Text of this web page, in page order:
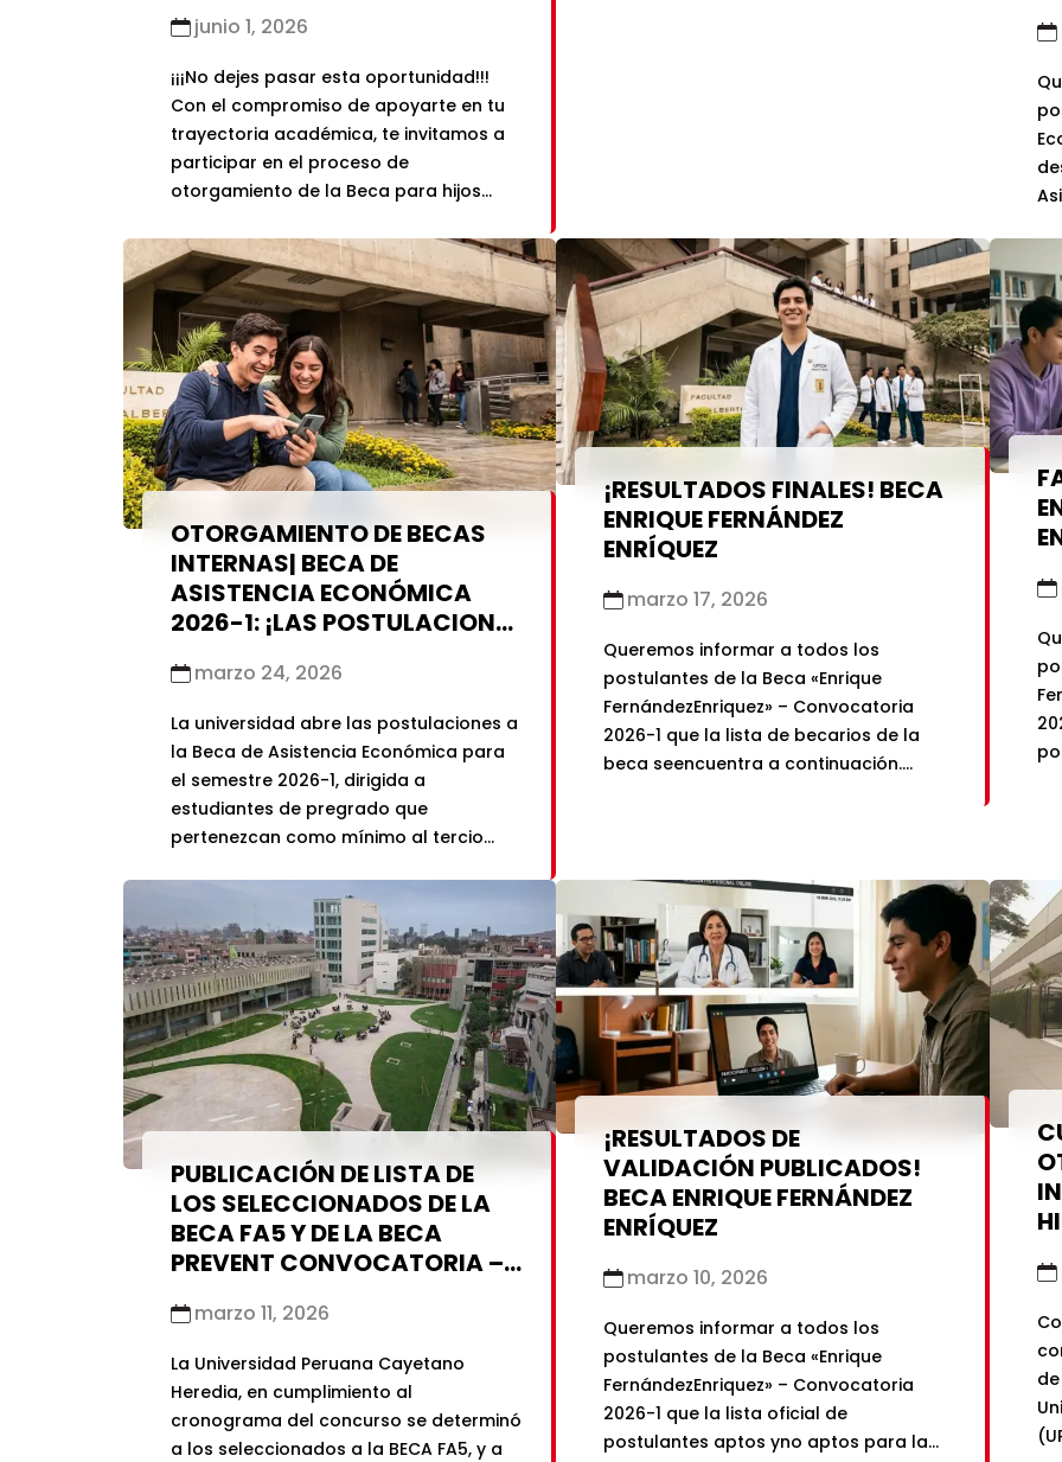
junio 1, 2026
¡¡¡No dejes pasar esta oportunidad!!!
Con el compromiso de apoyarte en tu
trayectoria académica, te invitamos a
participar en el proceso de
otorgamiento de la Beca para hijos
al semestre 2026-2. La Beca Para Hijos
de Personal UPCH es otorgada a
ingresantes o estudiantes de pregrado
de la universidad hijos del personal
docente […]
Si
OTORGAMIENTO DE BECAS
INTERNAS| BECA DE
ASISTENCIA ECONÓMICA
2026-1: ¡LAS POSTULACIONES
marzo 24, 2026
La universidad abre las postulaciones a
la Beca de Asistencia Económica para
el semestre 2026-1, dirigida a
estudiantes de pregrado que
pertenezcan como mínimo al tercio
acrediten vulnerabilidad
socioeconómica. Para esta
convocatoria se otorgarán un total de
15 becas concursables. La selección
priorizará a quienes demuestren mayor
rendimiento académico […]
¡RESULTADOS FINALES! BECA
ENRIQUE FERNÁNDEZ
ENRÍQUEZ
marzo 17, 2026
Queremos informar a todos los
postulantes de la Beca «Enrique
FernándezEnriquez» – Convocatoria
2026-1 que la lista de becarios de la
beca seencuentra a continuación.
PUBLICACIÓN DE LISTA DE
LOS SELECCIONADOS DE LA
BECA FA5 Y DE LA BECA
PREVENT CONVOCATORIA –
marzo 11, 2026
La Universidad Peruana Cayetano
Heredia, en cumplimiento al
cronograma del concurso se determinó
a los seleccionados a la BECA FA5, y a
¡RESULTADOS DE
VALIDACIÓN PUBLICADOS!
BECA ENRIQUE FERNÁNDEZ
ENRÍQUEZ
marzo 10, 2026
Queremos informar a todos los
postulantes de la Beca «Enrique
FernándezEnriquez» – Convocatoria
2026-1 que la lista oficial de
postulantes aptos yno aptos para la